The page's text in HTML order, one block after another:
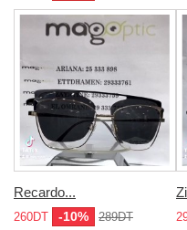
Recardo...
260DT -10% 289DT